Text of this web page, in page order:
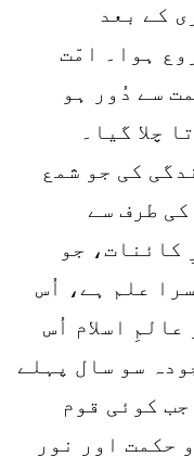
کے بعد
ہوا۔ امّت
سے دُور ہو
چلا گیا۔
کی جو شمع
طرف سے
کائنات، جو
علم ہے، اُس
اسلام اُس
سو سال پہلے
کوئی قوم
حکمت اور نور